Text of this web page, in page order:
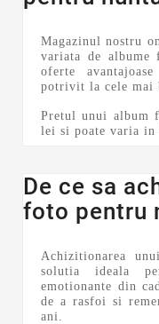
Magazinul nostru
variata de
oferte
potrivit la cele mai
Pretul unui album
lei si poate varia in
De ce sa
foto pentru
Achizitionarea
solutia ideala
emotionante din
de a rasfoi si
ani.